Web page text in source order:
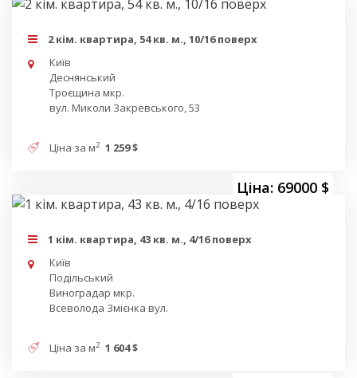
2 кім. квартира, 54 кв. м., 10/16 поверх
Київ
Деснянський
Троєщина мкр.
вул. Миколи Закревського, 53
Ціна за м2 1 259 $
Ціна: 69000 $
1 кім. квартира, 43 кв. м., 4/16 поверх
Київ
Подільський
Виноградар мкр.
Всеволода Змієнка вул.
Ціна за м2 1 604 $